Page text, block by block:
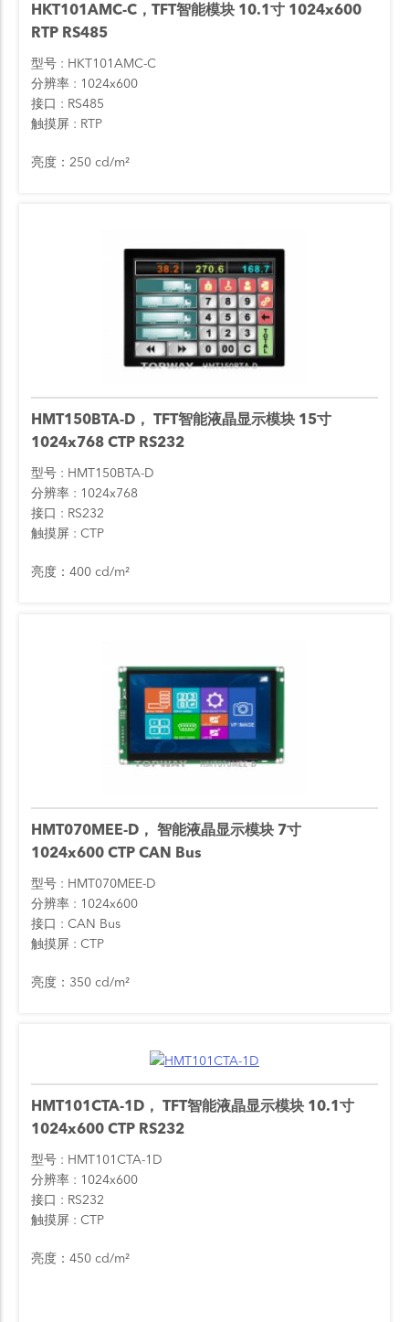
HKT101AMC-C，TFT智能模块 10.1寸 1024x600
RTP RS485
型号
HKT101AMC-C
分辨率
1024x600
接口
RS485
触摸屏
RTP
亮度：250 cd/m²
HMT150BTA-D， TFT智能液晶显示模块 15寸
1024x768 CTP RS232
型号
HMT150BTA-D
分辨率
1024x768
接口
RS232
触摸屏
CTP
亮度：400 cd/m²
HMT070MEE-D， 智能液晶显示模块 7寸
1024x600 CTP CAN Bus
型号
HMT070MEE-D
分辨率
1024x600
接口
CAN Bus
触摸屏
CTP
亮度：350 cd/m²
HMT101CTA-1D， TFT智能液晶显示模块 10.1寸
1024x600 CTP RS232
型号
HMT101CTA-1D
分辨率
1024x600
接口
RS232
触摸屏
CTP
亮度：450 cd/m²